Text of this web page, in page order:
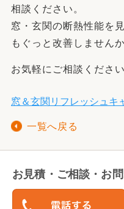
相談ください。
窓・玄関の断熱性能を
もぐっと改善しません
お気軽にご相談くださ
窓＆玄関リフレッシュキ
一覧へ戻る
お見積・ご相談・お